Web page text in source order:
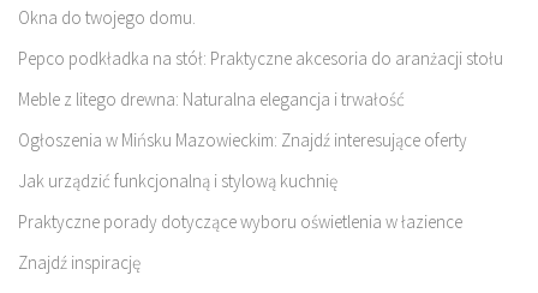
Okna do twojego domu.
Pepco podkładka na stół: Praktyczne akcesoria do aranżacji stołu
Meble z litego drewna: Naturalna elegancja i trwałość
Ogłoszenia w Mińsku Mazowieckim: Znajdź interesujące oferty
Jak urządzić funkcjonalną i stylową kuchnię
Praktyczne porady dotyczące wyboru oświetlenia w łazience
Znajdź inspirację